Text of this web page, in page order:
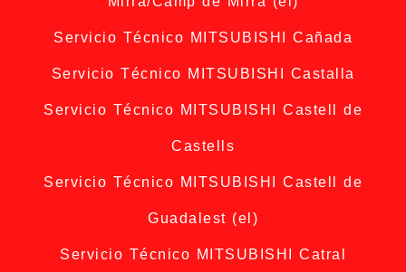
Servicio Técnico MITSUBISHI Cañada
Servicio Técnico MITSUBISHI Castalla
Servicio Técnico MITSUBISHI Castell de
Castells
Servicio Técnico MITSUBISHI Castell de
Guadalest (el)
Servicio Técnico MITSUBISHI Catral